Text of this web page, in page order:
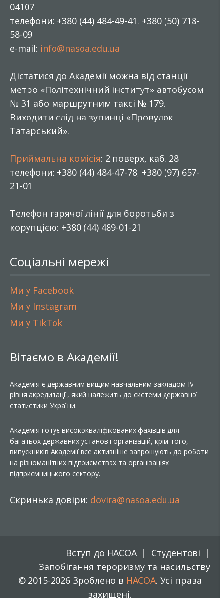
04107
телефони: +380 (44) 484-49-41, +380 (50) 718-
58-09
e-mail: info@nasoa.edu.ua
Дістатися до Академії можна від станції
метро «Політехнічний інститут» автобусом
№ 31 або маршрутним таксі № 179.
Виходити слід на зупинці «Провулок
Татарський».
Приймальна комісія: 2 поверх, каб. 28
телефони: +380 (44) 484-47-78, +380 (97) 657-
21-01
Телефон гарячої лінії для боротьби з
корупцією: +380 (44) 489-01-21
Соціальні мережі
Ми у Facebook
Ми у Instagram
Ми у TikTok
Вітаємо в Академії!
Академія є державним вищим навчальним закладом IV
рівня акредитації, який належить до системи державної
статистики України.
Академія готує висококваліфікованих фахівців для
багатьох державних установ і організацій, крім того,
випускників Академії все активніше запрошують до роботи
на різноманітних підприємствах та організаціях
підприємницького сектору.
Скринька довіри: dovira@nasoa.edu.ua
Вступ до НАСОА
Студентові
Запобігання тероризму та насильству
© 2015-2026 Зроблено в НАСОА. Усі права
захищені.